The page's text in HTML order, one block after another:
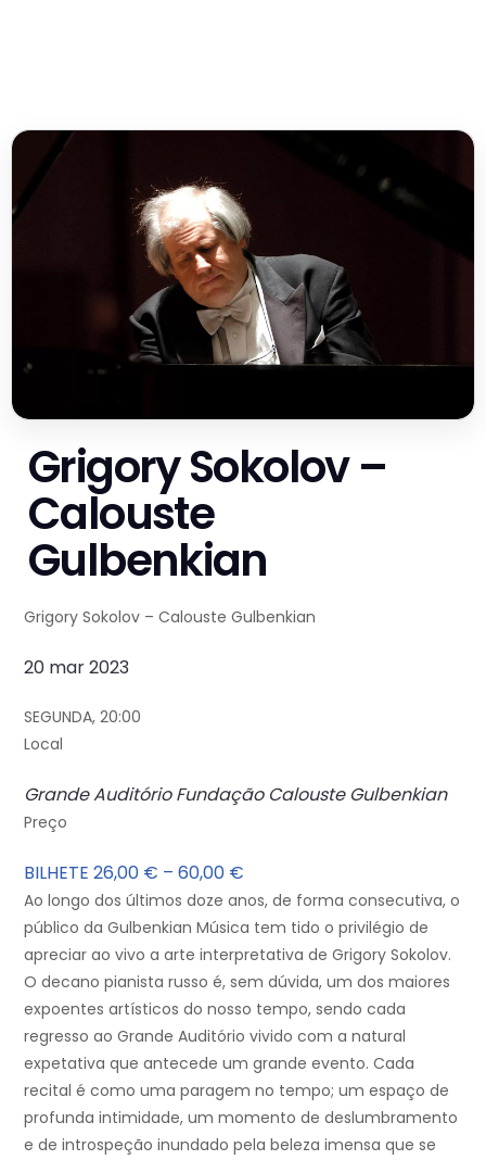
Grigory Sokolov –
Calouste
Gulbenkian
Grigory Sokolov – Calouste Gulbenkian
20 mar 2023
SEGUNDA, 20:00
Local
Grande AuditórioFundação Calouste Gulbenkian
Preço
BILHETE 26,00 € – 60,00 €
Ao longo dos últimos doze anos, de forma consecutiva, o
público da Gulbenkian Música tem tido o privilégio de
apreciar ao vivo a arte interpretativa de Grigory Sokolov.
O decano pianista russo é, sem dúvida, um dos maiores
expoentes artísticos do nosso tempo, sendo cada
regresso ao Grande Auditório vivido com a natural
expetativa que antecede um grande evento. Cada
recital é como uma paragem no tempo; um espaço de
profunda intimidade, um momento de deslumbramento
e de introspeção inundado pela beleza imensa que se